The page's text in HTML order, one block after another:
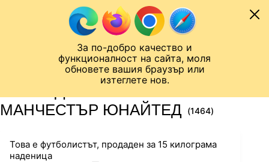
За по-добро качество и
функционалност на сайта, моля
обновете вашия браузър или
изтеглете нов.
Към съдържанието
Лига на Конференциите
МАНЧЕСТЪР ЮНАЙТЕД (1464)
Това е футболистът, продаден за 15 килограма
наденица